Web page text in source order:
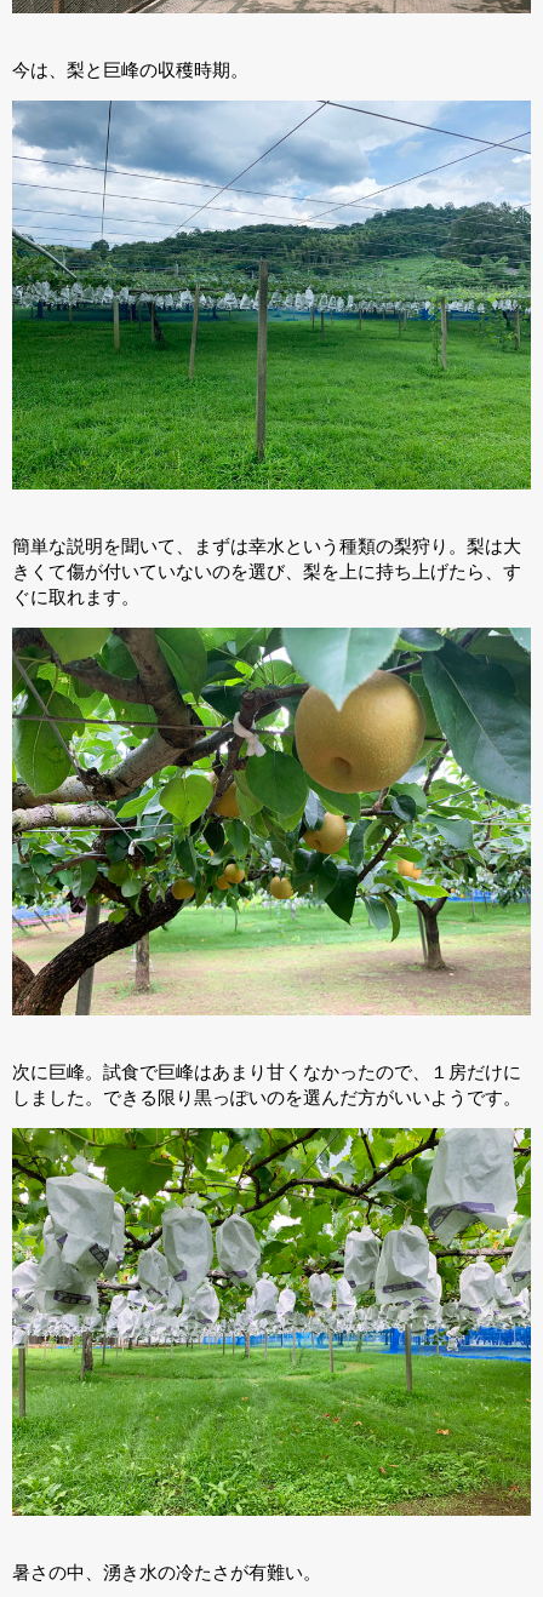
今は、梨と巨峰の収穫時期。
簡単な説明を聞いて、まずは幸水という種類の梨狩り。梨は大
きくて傷が付いていないのを選び、梨を上に持ち上げたら、す
ぐに取れます。
次に巨峰。試食で巨峰はあまり甘くなかったので、１房だけに
しました。できる限り黒っぽいのを選んだ方がいいようです。
暑さの中、湧き水の冷たさが有難い。